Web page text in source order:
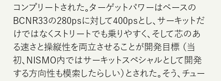
コンプリートされた。ターゲットパワーはベースの
BCNR33の280psに対して400psとし、サーキットだ
けではなくストリートでも乗りやすく、そして芯のあ
る速さと操縦性を両立させることが開発目標 （当
初、NISMO内ではサーキットスペシャルとして開発
する方向性も模索したらしい）とされた。そう、チュー